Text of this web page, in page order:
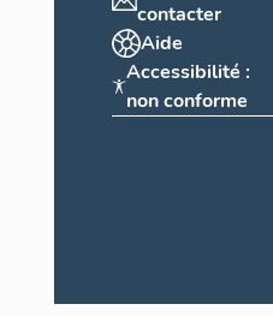
contacter
Aide
Accessibilité :
non conforme